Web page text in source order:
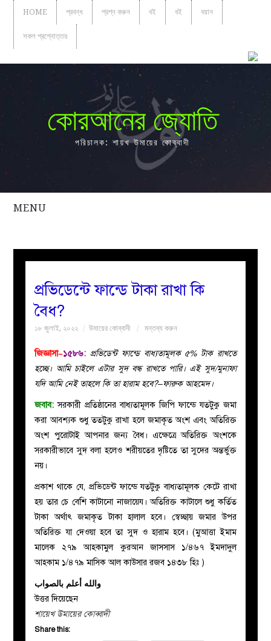
HOME প্রবন্ধ প্রশ্ন করুন বই বই বয়ান
সকল প্রশ্নোত্তর
কোরআনের জ্যোতি
পরিচালক: শায়খ উমায়ের কোব্বাদী
MENU
সকল
বয়ান
নারীদের
মজলিস
প্রশ্ন
করুন
প্রভিডেন্টে ফান্ডে টাকা রাখা কি
বৈধ?
১৮ জুলাই, ২০২২ উমায়ের কোব্বাদী মন্তব্য করুন
জিজ্ঞাসা–১৫৮৬: প্রভিডেন্ট ফান্ডে বাধ্যতামূলক ৫% টাক রাখতে
হচ্ছে। আমি চাইলে এটার সুদ বন্ধ রাখতে পারি। এই সুদ/মুনাফা
যদি আমি নেই তাহলে কি তা হারাম হবে?–ফারুক আহমেদ।
জবাব: সরকারী প্রতিষ্ঠানের বাধ্যতামূলক জিপি ফান্ডে যতটুকু জমা
করা আবশ্যক শুধু ততটুকু রাখা হলে জমাকৃত অংশ এবং অতিরিক্ত
অংশ পুরোটাই আপনার জন্য বৈধ। এক্ষেত্রে অতিরিক্ত অংশকে
সরকারীভাবে সুদ বলা হলেও শরীয়তের দৃষ্টিতে তা সুদের অন্তর্ভুক্ত
নয়।
প্রকাশ থাকে যে, প্রভিডেন্ট ফান্ডে যতটুকু বাধ্যতামূলক কেটে রাখা
হয় তার চে বেশি কাটানো নাজায়েয। অতিরিক্ত কাটালে শুধু কর্তিত
টাকা অর্থাৎ জমাকৃত টাকা হালাল হবে। স্বেচ্ছায় জমার উপর
অতিরিক্ত যা দেওয়া হবে তা সুদ ও হারাম হবে। (মুআত্তা ইমাম
মালেক ২৭৯ আহকামুল কুরআন জাসসাস ১/৪৬৭ ইমদাদুল
আহকাম ১/৪৭৯ মাসিক আল কাউসার রজব ১৪৩৮ হিঃ )
والله أعلم بالصواب
উত্তর দিয়েছেন
শায়েখ উমায়ের কোব্বাদী
Share this: